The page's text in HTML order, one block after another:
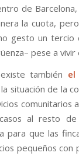
de
la cuota,
gesto un
pese a vivir
también el
situación de la
comunitarios
al resto
para que las
pequeños